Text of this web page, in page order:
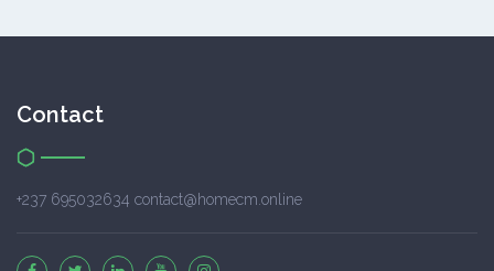
Contact
+237 695032634 contact@homecm.online